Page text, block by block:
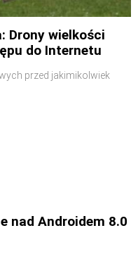
Drony wielkości
do Internetu
przed jakimikolwiek
nad Androidem 8.0